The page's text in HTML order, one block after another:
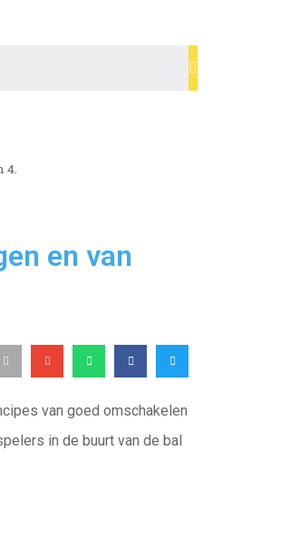
4.
en van
van goed omschakelen
in de buurt van de bal